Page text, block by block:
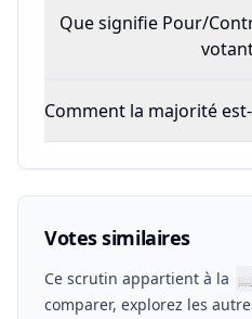
Que signifie Pour/
Comment la majorité
Votes similaires
Ce scrutin appartient à la 📖
comparer, explorez les